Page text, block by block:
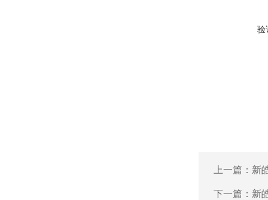
验
上一篇： 新
下一篇： 新